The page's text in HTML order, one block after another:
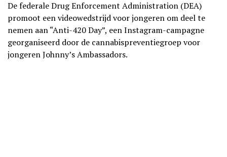
De federale Drug Enforcement Administration (DEA)
promoot een videowedstrijd voor jongeren om deel te
nemen aan “Anti-420 Day”, een Instagram-campagne
georganiseerd door de cannabispreventiegroep voor
jongeren Johnny’s Ambassadors.